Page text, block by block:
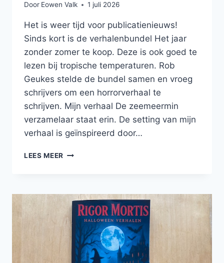
Door Eowen Valk 1 juli 2026
Het is weer tijd voor publicatienieuws!
Sinds kort is de verhalenbundel Het jaar
zonder zomer te koop. Deze is ook goed te
lezen bij tropische temperaturen. Rob
Geukes stelde de bundel samen en vroeg
schrijvers om een horrorverhaal te
schrijven. Mijn verhaal De zeemeermin
verzamelaar staat erin. De setting van mijn
verhaal is geïnspireerd door…
LEES MEER EEN
IN
DE
HORRORBUNDEL
HET
JAAR
ZONDER
ZOMER